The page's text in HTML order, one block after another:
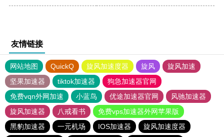
友情链接
网站地图 QuickQ 旋风加速度器 旋风
旋风加速
坚果加速器
tiktok加速器
狗急加速器官网
免费vqn外网加速
小蓝鸟 优途加速器官网
风驰加速器
旋风加速器
八戒看书
免费vps加速器外网苹果版
黑豹加速器
一元机场 IOS加速器
旋风加速度器